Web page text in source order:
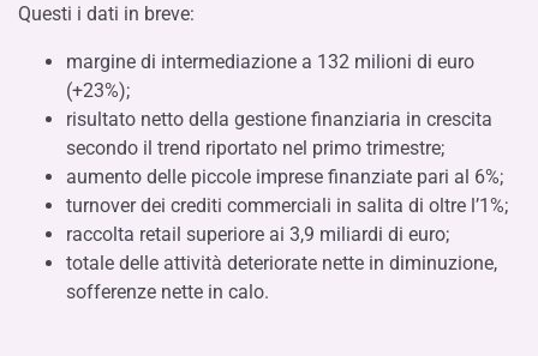
Questi i dati in breve:
margine di intermediazione a 132 milioni di euro
(+23%);
risultato netto della gestione finanziaria in crescita
secondo il trend riportato nel primo trimestre;
aumento delle piccole imprese finanziate pari al 6%;
turnover dei crediti commerciali in salita di oltre l’1%;
raccolta retail superiore ai 3,9 miliardi di euro;
totale delle attività deteriorate nette in diminuzione,
sofferenze nette in calo.